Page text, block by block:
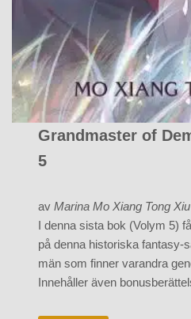
Grandmaster of
5
avMarina Mo Xiang Tong Xiu
I denna sista bok (Volym 5)
på denna historiska fantasy-
män som finner varandra
Innehåller även